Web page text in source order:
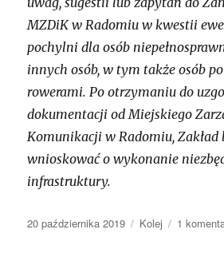
MZDiK w Radomiu w kwestii
pochylni dla osób
innych osób, w tym także osób
rowerami. Po otrzymaniu do
dokumentacji od Miejskiego
Komunikacji w Radomiu, Zakład
wnioskować o wykonanie
infrastruktury.
Opublikowano
20 października 2019 Kategorie
Kolej 1